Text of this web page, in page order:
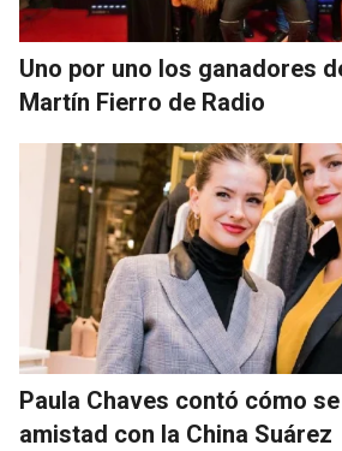
Uno por uno los ganadores
Martín Fierro de Radio
Paula Chaves contó cómo
amistad con la China Suárez